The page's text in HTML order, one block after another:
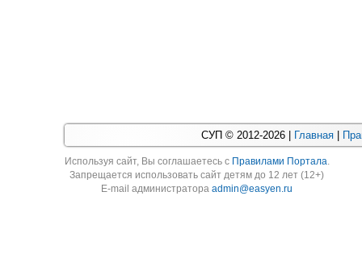
СУП © 2012-2026 | Главная
Используя cайт, Вы соглашаетесь с Правилами Портала.
Запрещается использовать сайт детям до 12 лет (12+)
E-mail администратораadmin@easyen.ru